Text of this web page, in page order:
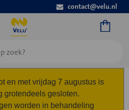
contact@velu.nl
en met vrijdag 7 augustus is
grotendeels gesloten.
worden in behandeling